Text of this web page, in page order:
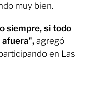
muy bien.
siempre, si todo
afuera", agregó
en Las